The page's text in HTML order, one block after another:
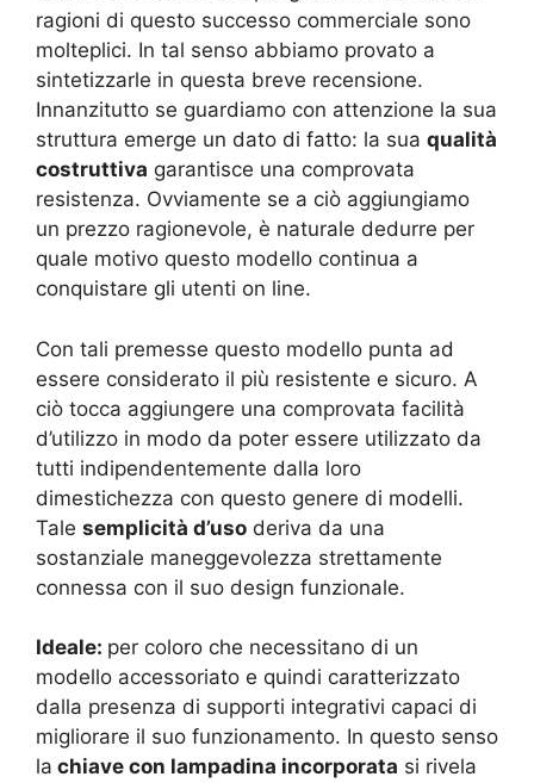
ragioni di questo successo commerciale sono
molteplici. In tal senso abbiamo provato a
sintetizzarle in questa breve recensione.
Innanzitutto se guardiamo con attenzione la sua
struttura emerge un dato di fatto: la sua qualità
costruttiva garantisce una comprovata
resistenza. Ovviamente se a ciò aggiungiamo
un prezzo ragionevole, è naturale dedurre per
quale motivo questo modello continua a
conquistare gli utenti on line.
Con tali premesse questo modello punta ad
essere considerato il più resistente e sicuro. A
ciò tocca aggiungere una comprovata facilità
d’utilizzo in modo da poter essere utilizzato da
tutti indipendentemente dalla loro
dimestichezza con questo genere di modelli.
Tale semplicità d’uso deriva da una
sostanziale maneggevolezza strettamente
connessa con il suo design funzionale.
Ideale: per coloro che necessitano di un
modello accessoriato e quindi caratterizzato
dalla presenza di supporti integrativi capaci di
migliorare il suo funzionamento. In questo senso
la chiave con lampadina incorporata si rivela